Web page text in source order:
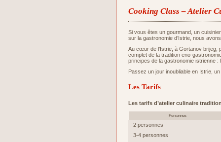
Cooking Class – Atelier
Si vous êtes un gourmand, un
sur la gastronomie d’Istrie, nous
Au cœur de l’Istrie, à Gortanov brijeg,
complet de la tradition eno-
principes de la gastronomie istrienne
Passez un jour inoubliable en Istrie,
Les Tarifs
Les tarifs d’atelier culinaire
Personnes
2 personnes
3-4 personnes